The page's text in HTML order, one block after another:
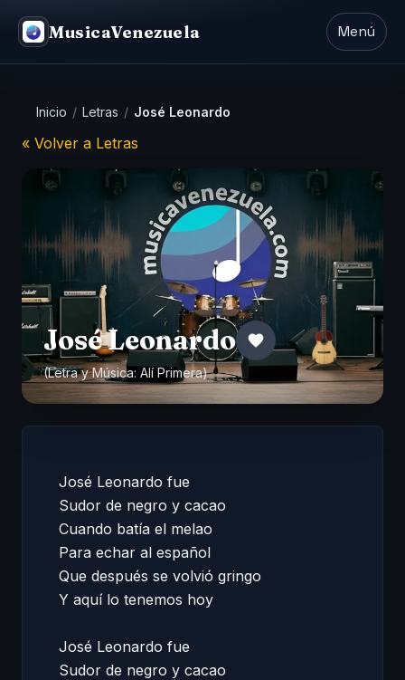
MusicaVenezuela Menú
Inicio / Letras / José Leonardo
« Volver a Letras
José Leonardo
(Letra y Música: Alí Primera)
José Leonardo fue
Sudor de negro y cacao
Cuando batía el melao
Para echar al español
Que después se volvió gringo
Y aquí lo tenemos hoy
José Leonardo fue
Sudor de negro y cacao